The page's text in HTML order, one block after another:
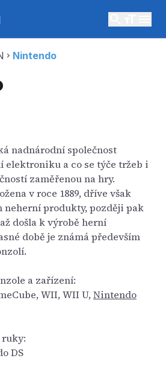
chevron_right Nintendo
nadnárodní společnost
elektroniku a co se týče tržeb i
zaměřenou na hry.
v roce 1889, dříve však
neherní produkty, později pak
došla k výrobě herní
době je známá především
a zařízení:
WII, WII U,Nintendo
DS